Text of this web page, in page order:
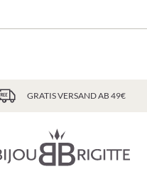
GRATIS VERSAND AB 49€